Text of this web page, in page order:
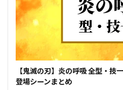
【鬼滅の刃】炎の呼吸 全型・技
登場シーンまとめ